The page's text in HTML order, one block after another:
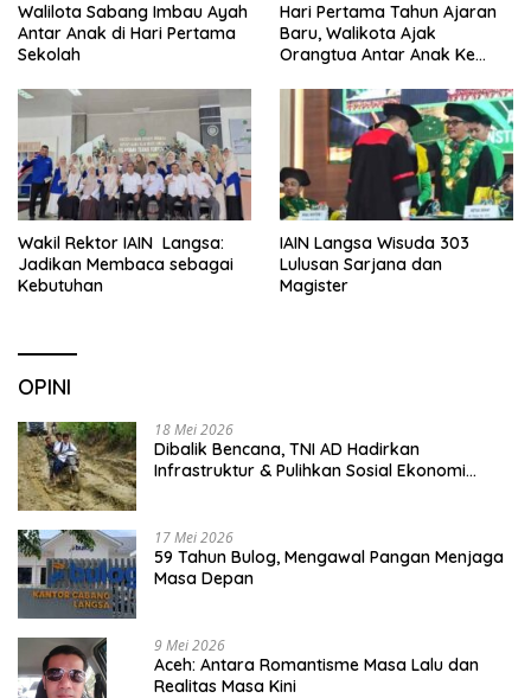
Walilota Sabang Imbau Ayah
Antar Anak di Hari Pertama
Sekolah
Hari Pertama Tahun Ajaran
Baru, Walikota Ajak
Orangtua Antar Anak Ke
Wakil Rektor IAIN Langsa:
Jadikan Membaca sebagai
Kebutuhan
IAIN Langsa Wisuda 303
Lulusan Sarjana dan
Magister
OPINI
18 Mei 2026
Dibalik Bencana, TNI AD Hadirkan
Infrastruktur & Pulihkan Sosial Ekonomi
17 Mei 2026
59 Tahun Bulog, Mengawal Pangan Menjaga
Masa Depan
9 Mei 2026
Aceh: Antara Romantisme Masa Lalu dan
Realitas Masa Kini